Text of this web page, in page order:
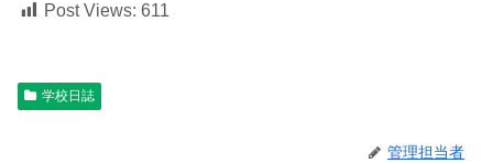
Post Views: 611
学校日誌
管理担当者